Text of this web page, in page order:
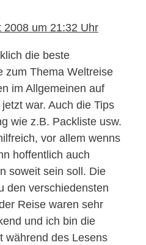
2008 um 21:32 Uhr
die beste
zum Thema Weltreise
im Allgemeinen auf
war. Auch die Tips
wie z.B. Packliste usw.
vor allem wenns
hoffentlich auch
soweit sein soll. Die
den verschiedensten
Reise waren sehr
und ich bin die
während des Lesens